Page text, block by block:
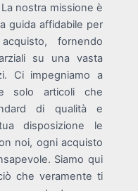
nostra missione è
guida affidabile per
fornendo
su una vasta
Ci impegniamo a
solo articoli che
di qualità e
disposizione le
noi, ogni acquisto
Siamo qui
che veramente ti